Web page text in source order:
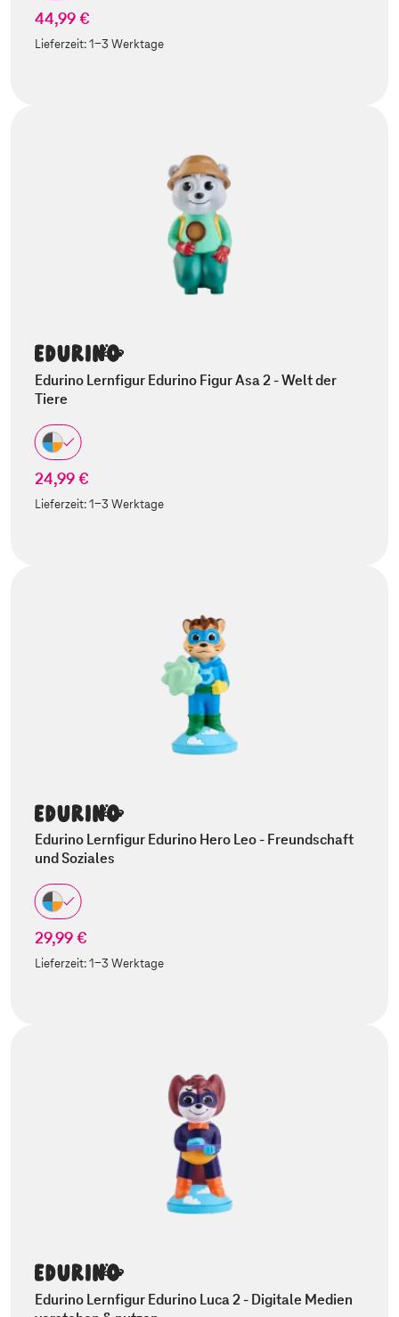
44,99 €
Lieferzeit:1-3 Werktage
Edurino Lernfigur Edurino Figur Asa 2 - Welt der
Tiere
24,99 €
Lieferzeit:1-3 Werktage
Edurino Lernfigur Edurino Hero Leo - Freundschaft
und Soziales
29,99 €
Lieferzeit:1-3 Werktage
Edurino Lernfigur Edurino Luca 2 - Digitale Medien